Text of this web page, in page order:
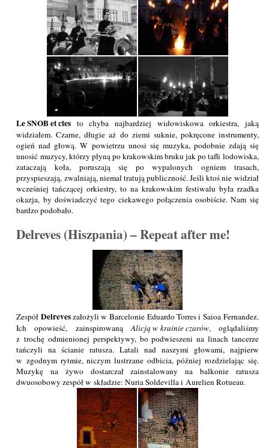
Le SNOB et cies to chyba najbardziej widowiskowa orkiestra, jaką
widziałem. Czarne, długie aż do ziemi suknie, pokręcone instrumenty,
ogień nad głową. W powietrzu unosi się muzyka, podobnie zdają się
unosić muzycy, którzy płyną po krakowskim bruku jak po tafli lodowiska,
zataczają koła, poruszają się po wypalonych ogniem trasach,
przyspieszają, zwalniają, niemal tratują publiczność. Jeśli ktoś nie widział
wcześniej tańczącej orkiestry, to na krakowskim festiwalu była rzadka
okazja, by doświadczyć tego ciekawego połączenia osobiście. Nam się
bardzo podobało.
Delreves (Hiszpania) – Repeat after me!
Zespół Delreveszałożyli w Barcelonie Eduardo Torres i Saioa Fernandez.
Ich opowieść, zainspirowanąAlicją w krainie czarów, oglądaliśmy
z trochę odmienionej perspektywy, bo podwieszeni na linach tancerze
tańczyli na ścianie ratusza. Latali nad naszymi głowami, najpierw
w zgodnym rytmie, niczym lustrzane odbicia, później rozdzielając się.
Muzykę na żywo dostarczał zainstalowany na balkonie ratusza
dwuosobowy zespół w składzie: Nuria Soldevilla i Aurelien Rotueau.